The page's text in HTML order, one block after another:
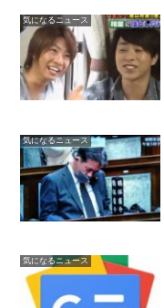
気になるニュース
気になるニュース
気になるニュース